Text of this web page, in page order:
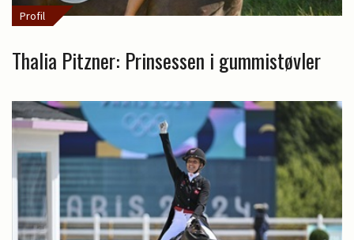
Profil
Thalia Pitzner: Prinsessen i gummistøvler